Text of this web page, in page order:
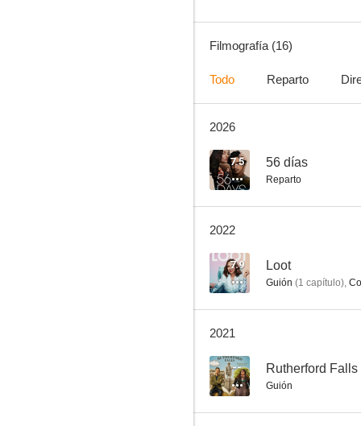
Saturday Night Live
Filmografía (16)
Todo Reparto
2026
7.5 56 días
Reparto
2022
7.9 Loot
Guión (1 capítulo),
2021
-- Rutherford Falls
Guión